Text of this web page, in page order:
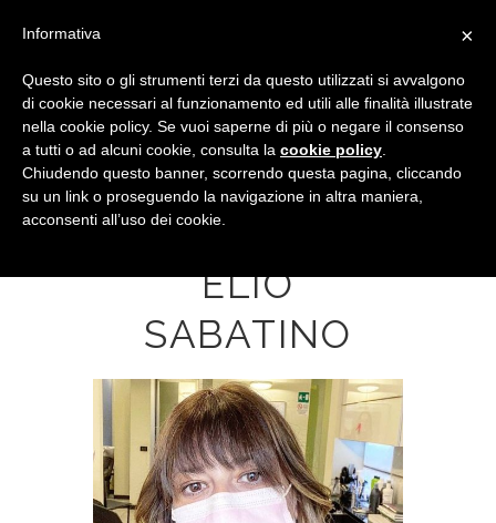
SELFIE DA
ELIO
SABATINO
×
Informativa
Questo sito o gli strumenti terzi da questo utilizzati si avvalgono
di cookie necessari al funzionamento ed utili alle finalità illustrate
nella cookie policy. Se vuoi saperne di più o negare il consenso
a tutti o ad alcuni cookie, consulta la cookie policy
Chiudendo questo banner, scorrendo questa pagina, cliccando
su un link o proseguendo la navigazione in altra maniera,
acconsenti all’uso dei cookie.